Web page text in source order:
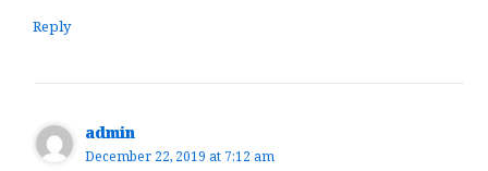
Reply
admin
December 22, 2019 at 7:12 am